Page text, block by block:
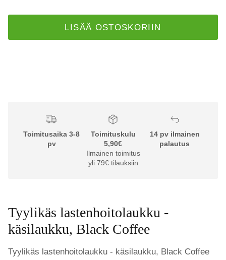
LISÄÄ OSTOSKORIIN
Toimitusaika 3-8
pv
Toimituskulu
5,90€
Ilmainen toimitus
yli 79€ tilauksiin
14 pv ilmainen
palautus
Tyylikäs lastenhoitolaukku -
käsilaukku, Black Coffee
Tyylikäs lastenhoitolaukku - käsilaukku, Black Coffee